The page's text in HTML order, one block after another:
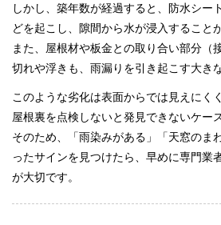
しかし、築年数が経過すると、防水シー
どを起こし、隙間から水が浸入すること
また、屋根材や板金との取り合い部分（
切れや浮きも、雨漏りを引き起こす大き
このような劣化は表面からでは見えにく
屋根裏を点検しないと発見できないケー
そのため、「雨染みがある」「天窓のま
ったサインを見つけたら、早めに専門業
が大切です。